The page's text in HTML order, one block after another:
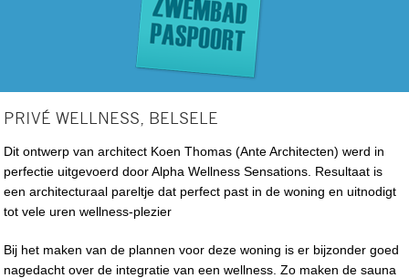
PRIVÉ WELLNESS, BELSELE
Dit ontwerp van architect Koen Thomas (Ante Architecten) werd in
perfectie uitgevoerd door Alpha Wellness Sensations. Resultaat is
een architecturaal pareltje dat perfect past in de woning en uitnodigt
tot vele uren wellness-plezier
Bij het maken van de plannen voor deze woning is er bijzonder goed
nagedacht over de integratie van een wellness. Zo maken de sauna